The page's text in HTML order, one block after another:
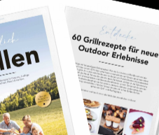
kleinen Rost tiefer
und oben
noch mehr Leute satt!